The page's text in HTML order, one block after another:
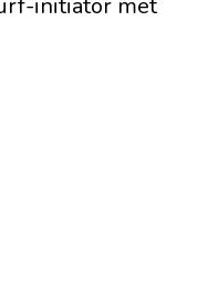
initiator met